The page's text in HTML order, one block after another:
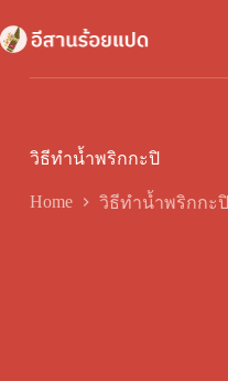
to
content
วิธีทำน้ำพริกกะปิ
Home วิธีทำน้ำพริกกะปิ